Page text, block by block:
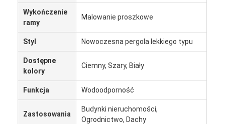
Wykończenie
ramy
Malowanie proszkowe
Styl Nowoczesna pergola lekkiego typu
Dostępne
kolory
Ciemny, Szary, Biały
Funkcja Wodoodporność
Zastosowania
Budynki nieruchomości,
Ogrodnictwo, Dachy